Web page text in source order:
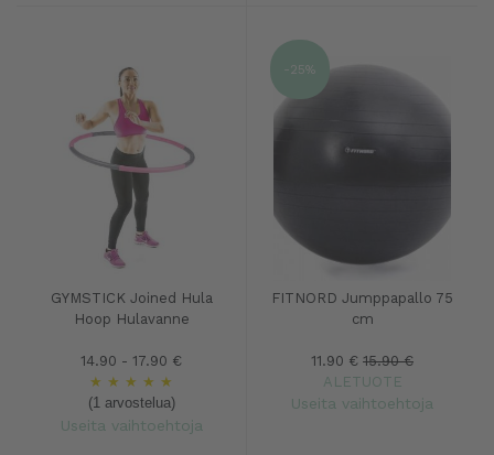
GYMSTICK Joined Hula
Hoop Hulavanne
14.90 - 17.90 €
★ ★ ★ ★ ★
(1 arvostelua)
Useita vaihtoehtoja
FITNORD Jumppapallo 75
cm
11.90 € 15.90 €
ALETUOTE
Useita vaihtoehtoja
-25%